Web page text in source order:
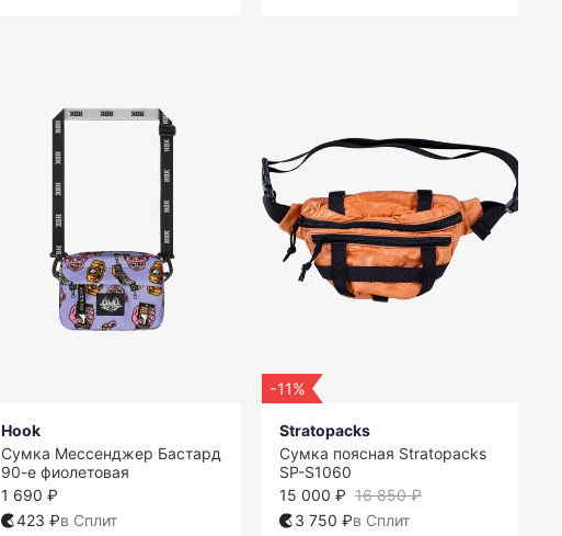
Hook
Сумка Мессенджер Бастард
90-е фиолетовая
1 690 ₽
423 ₽в Сплит
-11%
Stratopacks
Сумка поясная Stratopacks
SP-S1060
16 850 ₽
15 000 ₽
3 750 ₽в Сплит